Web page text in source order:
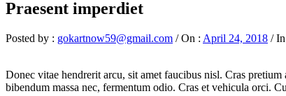
Praesent imperdiet
Posted by : gokartnow59@gmail.com / On : April 24, 2018 /In
Donec vitae hendrerit arcu, sit amet faucibus nisl. Cras
bibendum massa nec, fermentum odio. Cras et vehicula orci.